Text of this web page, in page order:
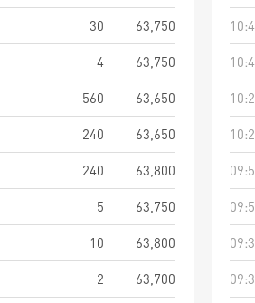
30
63,750
4
63,750
560
63,650
240
63,650
240
63,800
5
63,750
10
63,800
2
63,700